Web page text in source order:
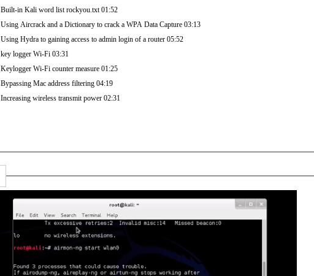
Built-in Kali word list rockyou.txt 01:52
Using Aircrack and a Dictionary to crack a WPA Data Capture 03:13
Using Hydra to gaining access to admin login of a router 05:52
key logger Wi-Fi 03:31
Keylogger Wi-Fi counter measure 01:25
Bypassing Mac address filtering 04:19
Increasing wireless transmit power 02:31